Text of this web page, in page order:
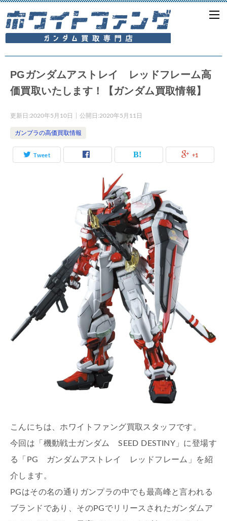
PGガンダムアストレイ レッドフレーム高
価買取いたします！【ガンダム買取情報】
更新日:2020年5月10日 公開日:2020年5月11日
ガンプラの高価買取情報
Tweet +1
こんにちは、ホワイトファング買取スタッフです。
今回は「機動戦士ガンダム SEED DESTINY」に登場す
る「PG ガンダムアストレイ レッドフレーム」を紹
介します。
PGはその名の通りガンプラの中でも最高峰と言われる
ブランドであり、そのPGでリリースされたガンダムア